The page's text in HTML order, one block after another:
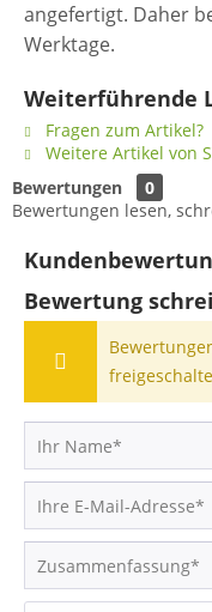
angefertigt. Daher
Werktage.
Weiterführende
Fragen zum Artikel?
Weitere Artikel von
Bewertungen
0
Bewertungen lesen,
Bewertung